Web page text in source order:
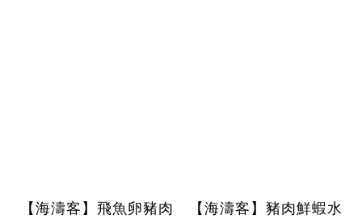
【海濤客】飛魚卵豬肉
【海濤客】豬肉鮮蝦水